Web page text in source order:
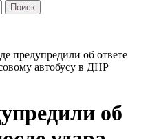
Поиск
предупредили об ответе
автобусу в ДНР
об